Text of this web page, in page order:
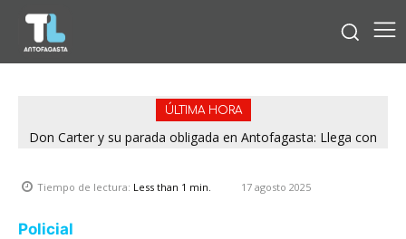
ÚLTIMA HORA
Don Carter y su parada obligada en Antofagasta: Llega con
Tiempo de lectura: Less than 1 min. 17 agosto 2025
Policial